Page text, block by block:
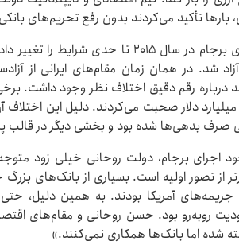
بارها تأکید می‌کردند بدون رفع تحریم‌های
امضای برجام در سال ۲۰۱۵ تا حدی
شد. در همان زمان مقام‌های ایرانی از
از ۱۰۰ میلیارد دلار صحبت می‌کردند. دلیل این
بدهی‌ها شده بود و بخشی دیگر در قالب
اجرای برجام، دولت روحانی خیلی زود
از تصور اولیه است. بسیاری از بانک‌های
جریمه‌های آمریکا بودند. به همین دلیل، حتی
روبه‌رو بود. حسن روحانی و مقام‌های
شده اما بانک‌ها همکاری نمی‌کنند.»